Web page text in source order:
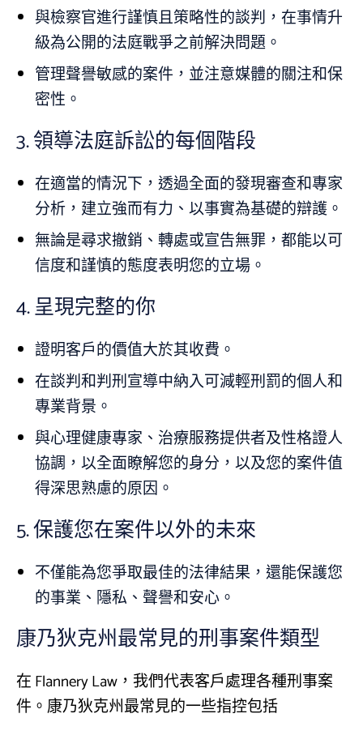
與檢察官進行謹慎且策略性的談判，在事情升
級為公開的法庭戰爭之前解決問題。
管理聲譽敏感的案件，並注意媒體的關注和保
密性。
3.領導法庭訴訟的每個階段
在適當的情況下，透過全面的發現審查和專家
分析，建立強而有力、以事實為基礎的辯護。
無論是尋求撤銷、轉處或宣告無罪，都能以可
信度和謹慎的態度表明您的立場。
4.呈現完整的你
證明客戶的價值大於其收費。
在談判和判刑宣導中納入可減輕刑罰的個人和
專業背景。
與心理健康專家、治療服務提供者及性格證人
協調，以全面瞭解您的身分，以及您的案件值
得深思熟慮的原因。
5.保護您在案件以外的未來
不僅能為您爭取最佳的法律結果，還能保護您
的事業、隱私、聲譽和安心。
康乃狄克州最常見的刑事案件類型
在 Flannery Law，我們代表客戶處理各種刑事案
件。康乃狄克州最常見的一些指控包括